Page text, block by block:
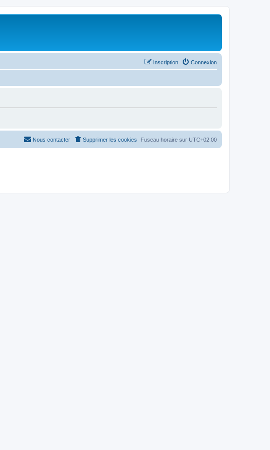
Connexion
Inscription
Fuseau horaire sur UTC+02:00
Supprimer les cookies
Nous contacter